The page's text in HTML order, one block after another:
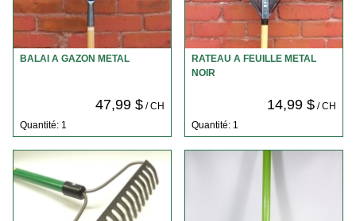
BALAI A GAZON METAL
47,99 $/ CH
Quantité: 1
RATEAU A FEUILLE METAL
NOIR
14,99 $/ CH
Quantité: 1